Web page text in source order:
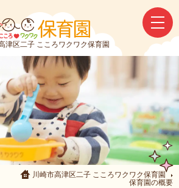
津区二子 こころワクワク保育園
川崎市高津区二子 こころワクワク保育園
保育園の概要